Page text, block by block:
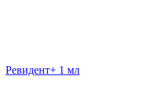
Ревидент+ 1 мл